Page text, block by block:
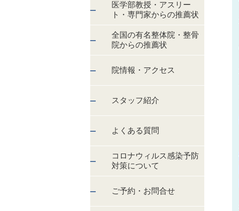
医学部教授・アスリー
ト・専門家からの推薦状
全国の有名整体院・整骨
院からの推薦状
院情報・アクセス
スタッフ紹介
よくある質問
コロナウィルス感染予防
対策について
ご予約・お問合せ